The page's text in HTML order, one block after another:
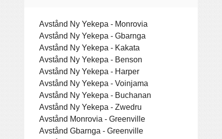
Avstånd Ny Yekepa - Monrovia
Avstånd Ny Yekepa - Gbarnga
Avstånd Ny Yekepa - Kakata
Avstånd Ny Yekepa - Benson
Avstånd Ny Yekepa - Harper
Avstånd Ny Yekepa - Voinjama
Avstånd Ny Yekepa - Buchanan
Avstånd Ny Yekepa - Zwedru
Avstånd Monrovia - Greenville
Avstånd Gbarnga - Greenville